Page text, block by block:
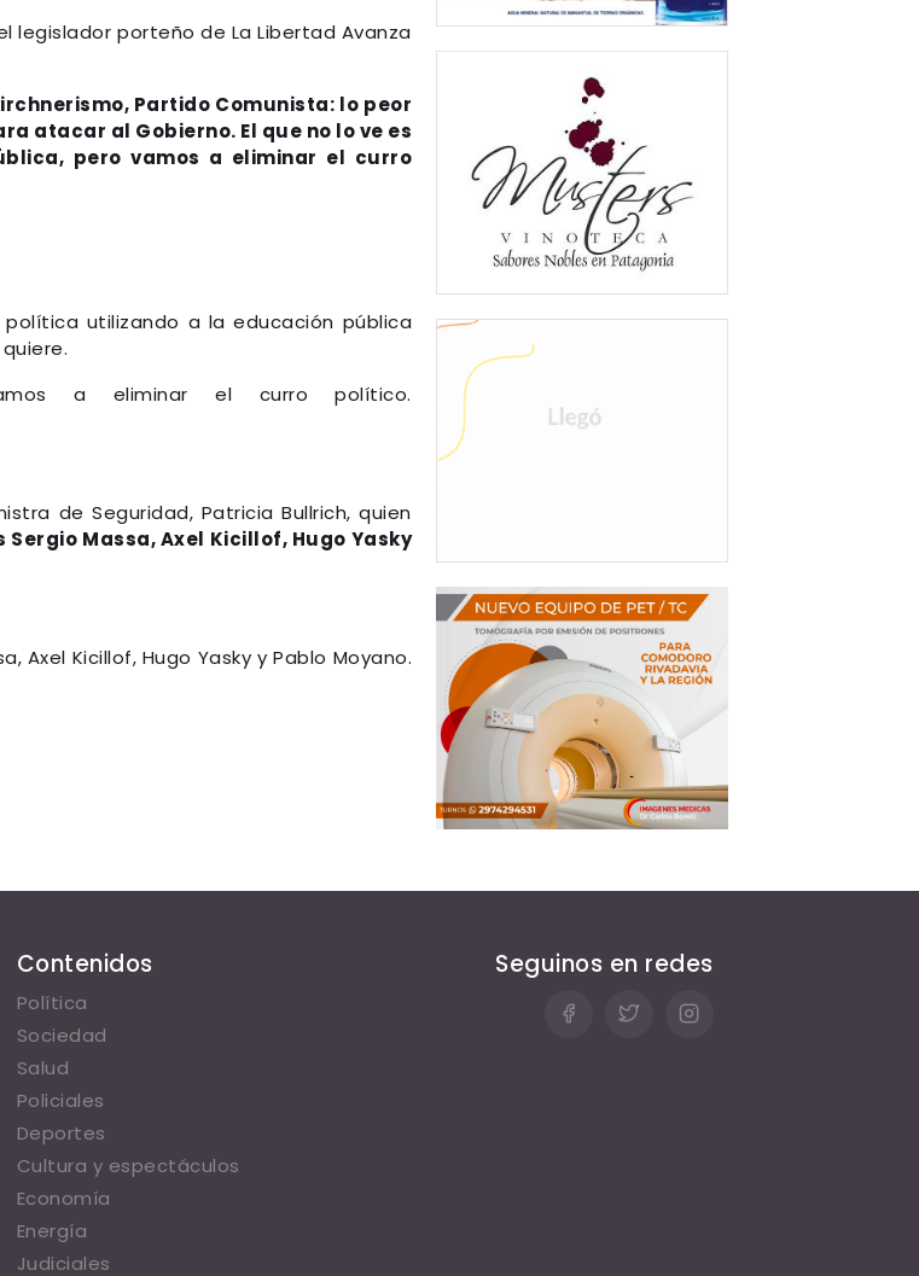
legislador porteño de La Libertad Avanza
Partido Comunista: lo peor
atacar al Gobierno. El que no lo ve es
pero vamos a eliminar el curro
utilizando a la educación pública
a eliminar el curro político.
de Seguridad, Patricia Bullrich, quien
Massa, Axel Kicillof, Hugo Yasky
Axel Kicillof, Hugo Yasky y Pablo Moyano.
Contenidos
Política
Sociedad
Salud
Policiales
Deportes
Cultura y espectáculos
Economía
Energía
Judiciales
Seguinos en redes